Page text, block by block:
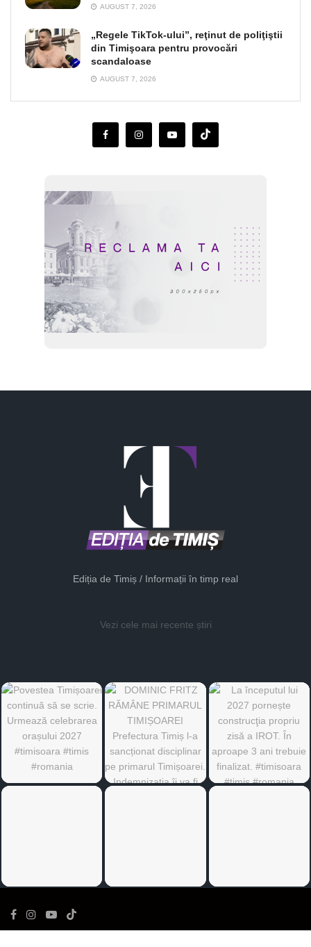
AUGUST 7, 2026
„Regele TikTok-ului”, reţinut de poliţiştii
din Timişoara pentru provocări
scandaloase
AUGUST 7, 2026
Ediția de Timiș / Informații în timp real
Vezi cele mai recente știri